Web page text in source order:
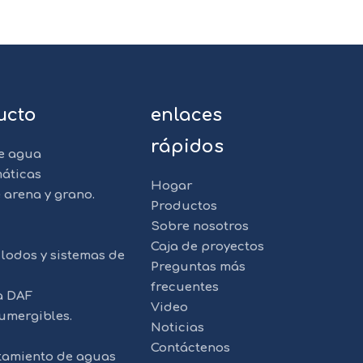
agua
y grano.
y sistemas de
DAF
de aguas
enlaces
rápidos
Hogar
Productos
Sobre nosotros
Caja de proyectos
Preguntas más
frecuentes
Video
Noticias
Contáctenos